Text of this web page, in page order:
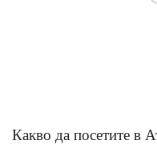
Какво да посетите в